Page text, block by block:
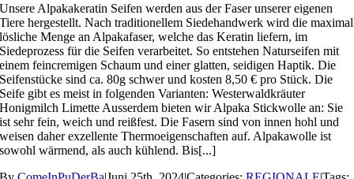
Unsere Alpakakeratin Seifen werden aus der Faser unserer eigenen
Tiere hergestellt. Nach traditionellem Siedehandwerk wird die maximal
lösliche Menge an Alpakafaser, welche das Keratin liefern, im
Siedeprozess für die Seifen verarbeitet. So entstehen Naturseifen mit
einem feincremigen Schaum und einer glatten, seidigen Haptik. Die
Seifenstücke sind ca. 80g schwer und kosten 8,50 € pro Stück. Die
Seife gibt es meist in folgenden Varianten: Westerwaldkräuter
Honigmilch Limette Ausserdem bieten wir Alpaka Stickwolle an: Sie
ist sehr fein, weich und reißfest. Die Fasern sind von innen hohl und
weisen daher exzellente Thermoeigenschaften auf. Alpakawolle ist
sowohl wärmend, als auch kühlend. Bis[...]